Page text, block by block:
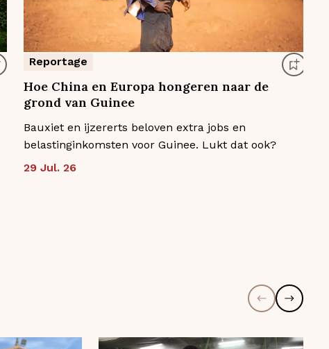
Reportage
Hoe China en Europa hongeren naar de
grond van Guinee
Bauxiet en ijzererts beloven extra jobs en
belastinginkomsten voor Guinee. Lukt dat ook?
29 Jul. 26